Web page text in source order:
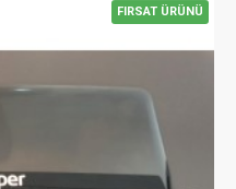
FIRSAT ÜRÜNÜ